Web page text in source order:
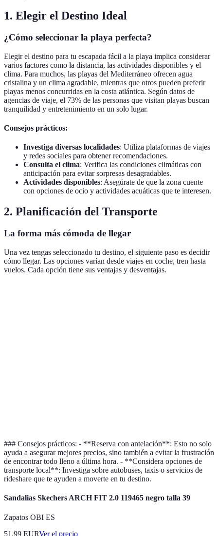
1. Elegir el Destino Ideal
¿Cómo seleccionar la playa perfecta?
Elegir el destino para tu escapada fácil a la playa implica considerar
varios factores como la distancia, las actividades disponibles y el
clima. Para muchos, las playas del Mediterráneo ofrecen agua
cristalina y un clima agradable, mientras que otros pueden preferir
playas menos concurridas en la costa atlántica. Según datos de
agencias de viaje, el 73% de las personas que visitan playas buscan
tranquilidad y entretenimiento en un solo lugar.
Consejos prácticos:
Investiga diversas localidades: Utiliza plataformas de viajes
y redes sociales para obtener recomendaciones.
Consulta el clima: Verifica las condiciones climáticas con
anticipación para evitar sorpresas desagradables.
Actividades disponibles: Asegúrate de que la zona cuente
con opciones de ocio y actividades acuáticas que te interesen.
2. Planificación del Transporte
La forma más cómoda de llegar
Una vez tengas seleccionado tu destino, el siguiente paso es decidir
cómo llegar. Las opciones varían desde viajes en coche, tren hasta
vuelos. Cada opción tiene sus ventajas y desventajas.
### Consejos prácticos: - **Reserva con antelación**: Esto no solo
ayuda a asegurar mejores precios, sino también a evitar la frustración
de encontrar todo lleno a última hora. - **Considera opciones de
transporte local**: Investiga sobre autobuses, taxis o servicios de
rideshare que te ayuden a moverte en tu destino.
Sandalias Skechers ARCH FIT 2.0 119465 negro talla 39
Zapatos OBI ES
51.99 EURVer el precio